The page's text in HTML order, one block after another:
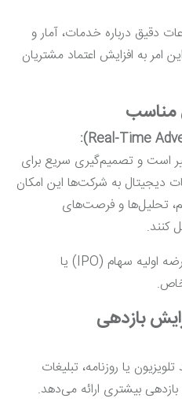
دقیق درباره خدمات، آمار و
امر به افزایش اعتماد مشتریان
مناسب
است و تصمیم‌گیری سریع برای
دیجیتال به شرکت‌ها این امکان
تحلیل‌ها و فرصت‌های
کنند.
اطلاع‌رسانی درباره عرضه اولیه سهام (IPO) یا
بازدهی
یا روزنامه، تبلیغات
بیشتری ارائه می‌دهد.